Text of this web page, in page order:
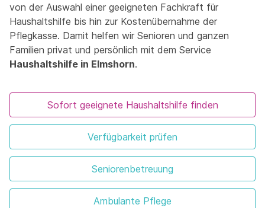
von der Auswahl einer geeigneten Fachkraft für
Haushaltshilfe bis hin zur Kostenübernahme der
Pflegkasse. Damit helfen wir Senioren und ganzen
Familien privat und persönlich mit dem Service
Haushaltshilfe in Elmshorn.
Sofort geeignete Haushaltshilfe finden
Verfügbarkeit prüfen
Seniorenbetreuung
Ambulante Pflege